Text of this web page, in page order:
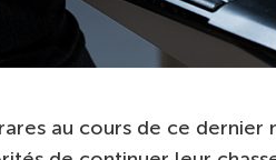
au cours de ce dernier